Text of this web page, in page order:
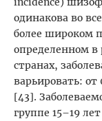
одинакова во
более широком
определенном
странах,
варьировать: от
[43].
группе 15–19